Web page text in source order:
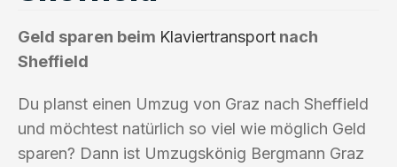
Geld sparen beim Klaviertransport nach
Sheffield
Du planst einen Umzug von Graz nach Sheffield
und möchtest natürlich so viel wie möglich Geld
sparen? Dann ist Umzugskönig Bergmann Graz